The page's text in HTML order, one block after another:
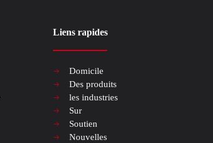
Liens rapides
Domicile
Des produits
les industries
Sur
Soutien
Nouvelles